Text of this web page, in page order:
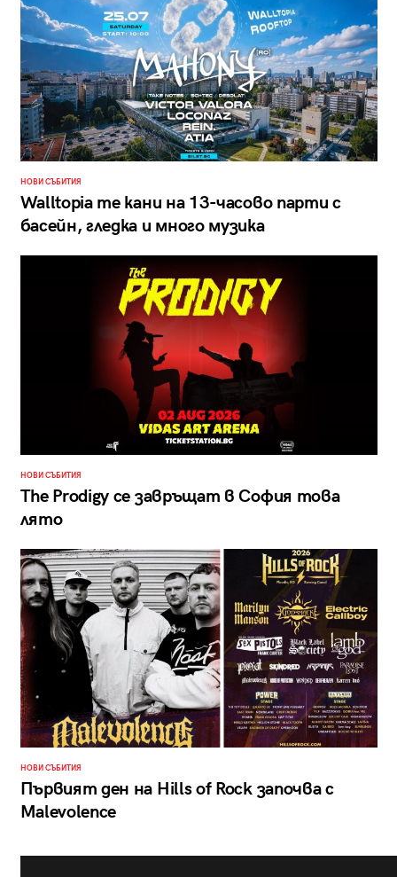
НОВИ СЪБИТИЯ
Walltopia те кани на 13-часово парти с
басейн, гледка и много музика
НОВИ СЪБИТИЯ
The Prodigy се завръщат в София това
лято
НОВИ СЪБИТИЯ
Първият ден на Hills of Rock започва с
Malevolence